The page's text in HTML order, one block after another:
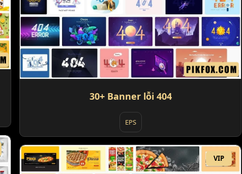
30+ Banner lỗi 404
EPS
VIP